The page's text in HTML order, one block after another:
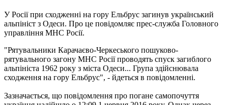
У Росії при сходженні на гору Ельбрус загинув український
альпініст з Одеси. Про це повідомляє прес-служба Головного
управління МНС Росії.
"Рятувальники Карачаєво-Черкеського пошуково-
рятувального загону МНС Росії проводять спуск загиблого
альпініста 1962 року з міста Одеси... Група здійснювала
сходження на гору Ельбрус", - йдеться в повідомленні.
Зазначається, що повідомлення про погане самопочуття